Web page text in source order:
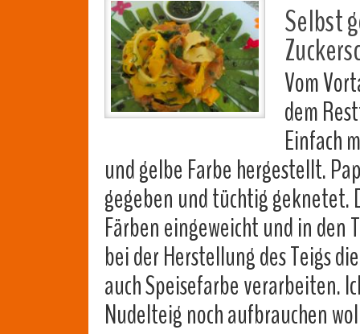
Selbst
Vom
dem
Einfach
und gelbe Farbe hergestellt.
gegeben und tüchtig geknetet.
Färben eingeweicht und in den
bei der Herstellung des Teigs
auch Speisefarbe verarbeiten.
Nudelteig noch aufbrauchen